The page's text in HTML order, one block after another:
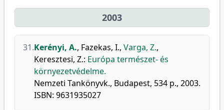
2003
31.Kerényi, A., Fazekas, I., Varga, Z.,
Keresztesi, Z.: Európa természet- és
környezetvédelme.
Nemzeti Tankönyvk., Budapest, 534 p., 2003.
ISBN: 9631935027